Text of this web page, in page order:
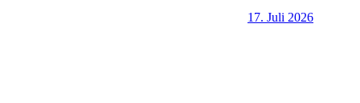
17. Juli 2026